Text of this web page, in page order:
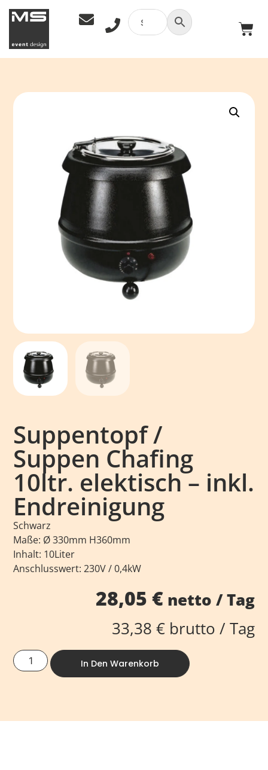
Suppentopf /
Suppen Chafing
10ltr. elektisch – inkl.
Endreinigung
Schwarz
Maße: Ø 330mm H360mm
Inhalt: 10Liter
Anschlusswert: 230V / 0,4kW
28,05 €netto / Tag
33,38 €brutto / Tag
In Den Warenkorb